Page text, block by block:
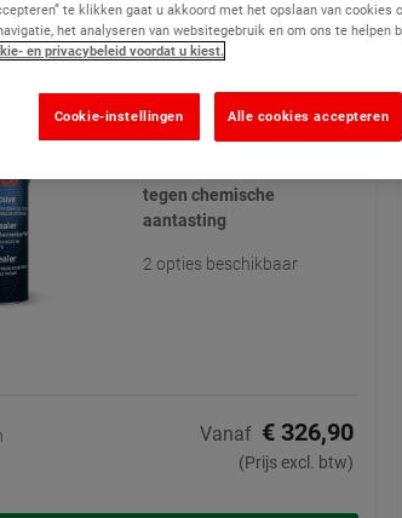
- Chemisch Bestendige Verf
Een industriële
tweecomponentenverf die
tegen chemische
aantasting
2 opties beschikbaar
Vanaf € 326,90
(Prijs excl. btw)
te klikken gaat u akkoord met het opslaan van cookies
het analyseren van websitegebruik en om ons te helpen
en privacybeleid voordat u kiest.
Alle cookies accepteren
Cookie-instellingen